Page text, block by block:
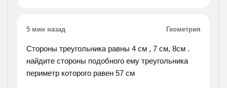
5 мин назад Геометрия
Стороны треугольника равны 4 см , 7 см, 8см .
найдите стороны подобного ему треугольника
периметр которого равен 57 см